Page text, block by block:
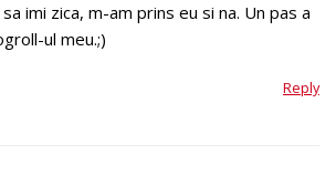
imi zica, m-am prins eu si na. Un pas a
ul meu.;)
Reply